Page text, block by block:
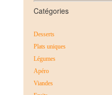
Catégories
Desserts
Plats uniques
Légumes
Apéro
Viandes